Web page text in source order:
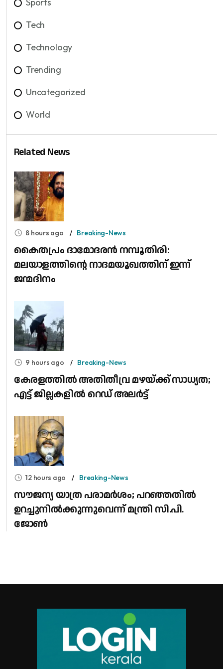
Sports
Tech
Technology
Trending
Uncategorized
World
Related News
8 hours ago Breaking-News
കൈതപ്രം ദാമോദരൻ നമ്പൂതിരി:
മലയാളത്തിന്റെ നാദമയൂഖത്തിന് ഇന്ന്
ജന്മദിനം
9 hours ago Breaking-News
കേരളത്തിൽ അതിതീവ്ര മഴയ്ക്ക് സാധ്യത;
എട്ട് ജില്ലകളിൽ റെഡ് അലർട്ട്
12 hours ago Breaking-News
സൗജന്യ യാത്ര പരാമർശം; പറഞ്ഞതിൽ
ഉറച്ചുനിൽക്കുന്നുവെന്ന് മന്ത്രി സി.പി.
ജോൺ